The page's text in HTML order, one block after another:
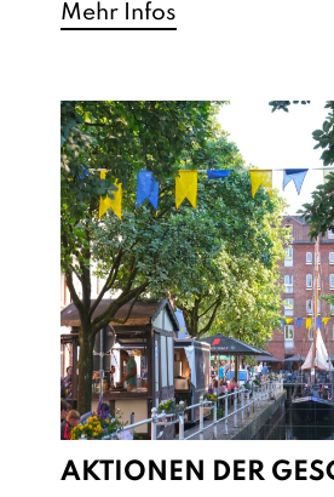
Mehr Infos
AKTIONEN DER